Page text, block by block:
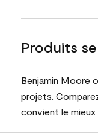
Produits
Benjamin Moore
projets.
convient le